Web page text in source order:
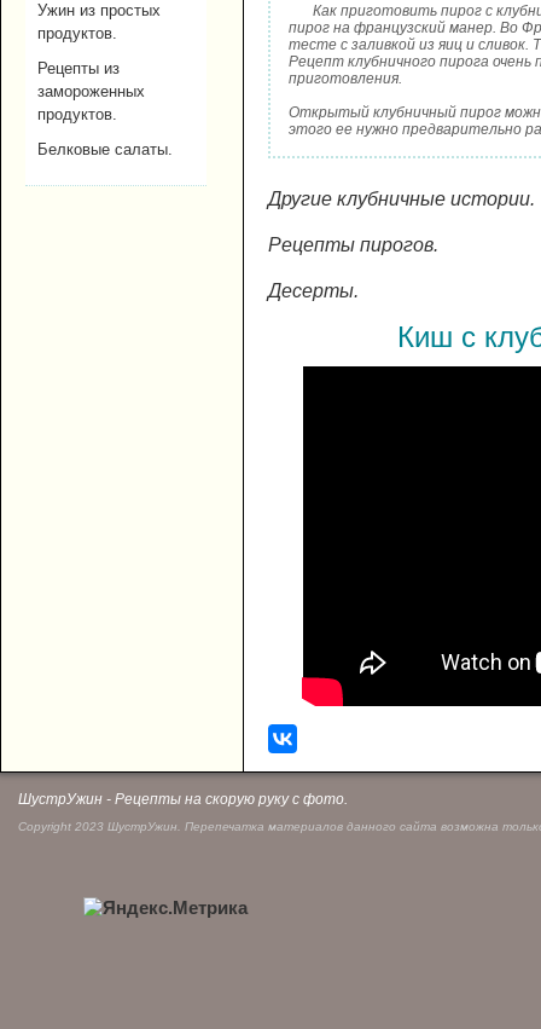
Ужин из простых
продуктов.
Рецепты из
замороженных
продуктов.
Белковые салаты.
Как приготовить пирог с
пирог на французский манер. Во
тесте с заливкой из яиц и
Рецепт клубничного пирога
приготовления.
Открытый клубничный пирог
этого ее нужно предварительно
Другие клубничные истории.
Рецепты пирогов.
Десерты.
Киш с
ШустрУжин - Рецепты на скорую руку с фото.
Copyright 2023 ШустрУжин. Перепечатка материалов данного сайта возможна